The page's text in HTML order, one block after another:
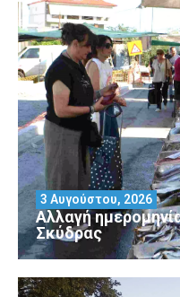
Αλλαγή
Σκύδρας
3 Αυγούστου, 2026